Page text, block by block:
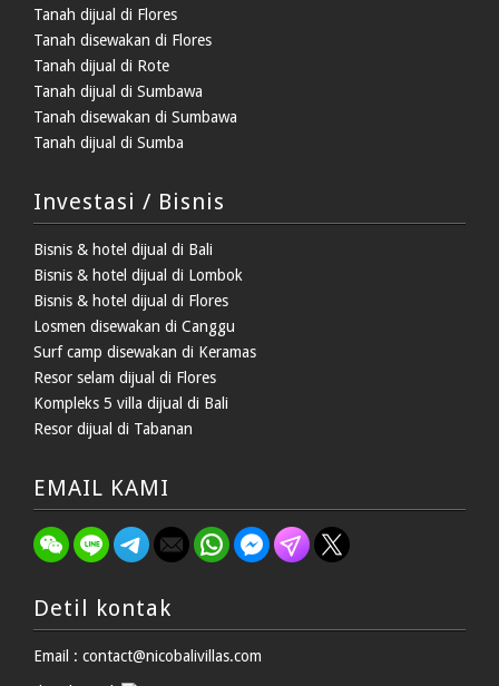
Tanah dijual di Flores
Tanah disewakan di Flores
Tanah dijual di Rote
Tanah dijual di Sumbawa
Tanah disewakan di Sumbawa
Tanah dijual di Sumba
Investasi / Bisnis
Bisnis & hotel dijual di Bali
Bisnis & hotel dijual di Lombok
Bisnis & hotel dijual di Flores
Losmen disewakan di Canggu
Surf camp disewakan di Keramas
Resor selam dijual di Flores
Kompleks 5 villa dijual di Bali
Resor dijual di Tabanan
EMAIL KAMI
Detil kontak
Email : contact@nicobalivillas.com